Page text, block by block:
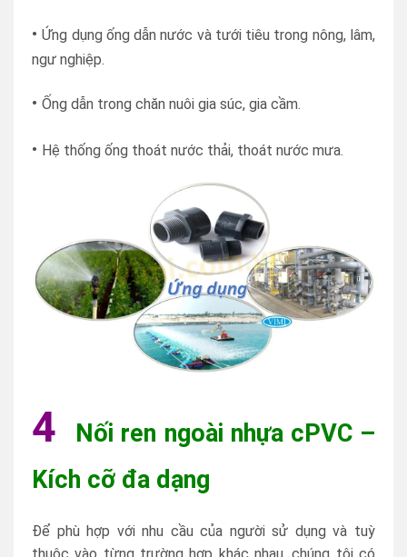
•Ứng dụng ống dẫn nước và tưới tiêu trong nông, lâm,
ngư nghiệp.
• Ống dẫn trong chăn nuôi gia súc, gia cầm.
• Hệ thống ống thoát nước thải, thoát nước mưa.
4
Nối ren ngoài nhựa cPVC –
Kích cỡ đa dạng
Để phù hợp với nhu cầu của người sử dụng và tuỳ